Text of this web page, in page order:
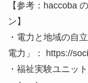
【参考：haccoba
ン】
・電力と地域の自
電力」： https://
・福祉実験ユニッ